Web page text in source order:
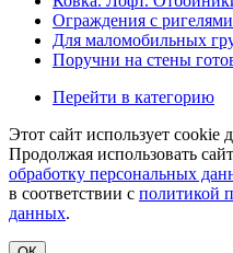
Ограждения с ригелями
Для маломобильных
Поручни на стены
Перейти в категорию
Этот сайт использует cookie
Продолжая использовать
обработку персональных
в соответствии с политикой
данных.